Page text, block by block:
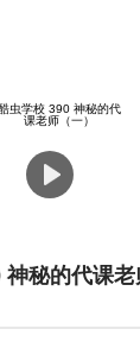
秘的代课老